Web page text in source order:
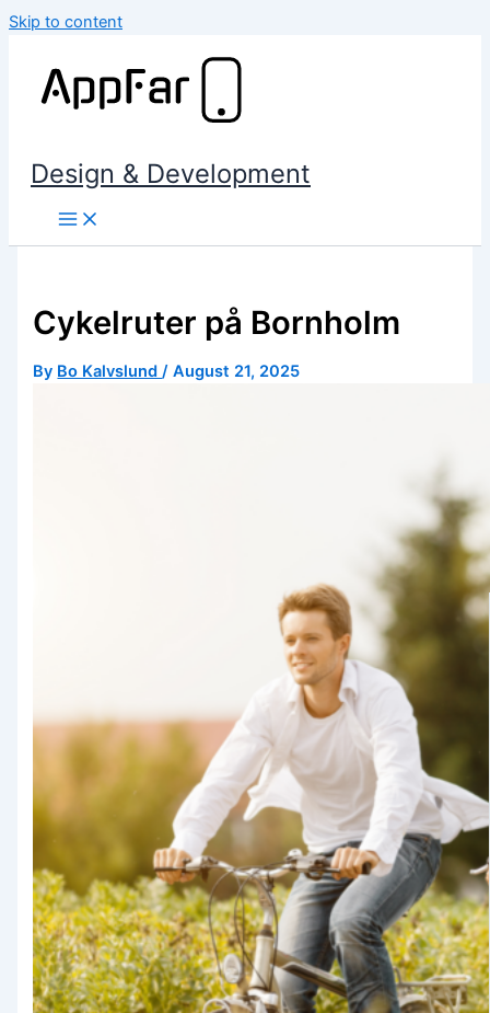
Skip to content
Design & Development
Cykelruter på Bornholm
By Bo Kalvslund/August 21, 2025